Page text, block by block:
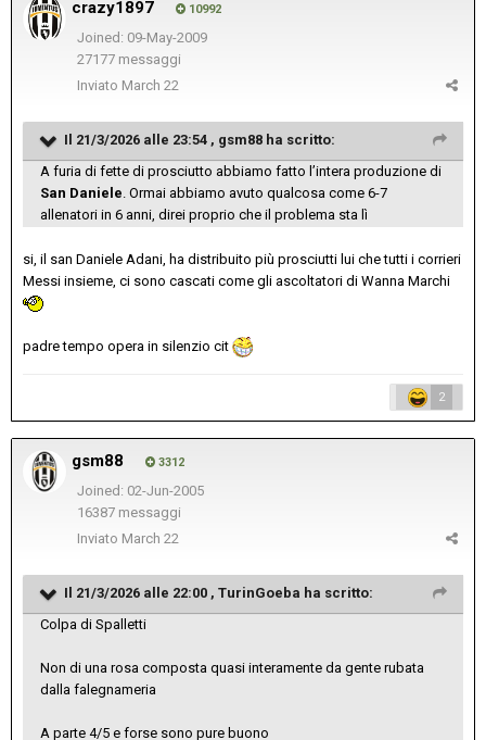
crazy1897 10992
Joined: 09-May-2009
27177 messaggi
Inviato March 22
Il 21/3/2026 alle 23:54 , gsm88 ha scritto:
A furia di fette di prosciutto abbiamo fatto l’intera produzione di
San Daniele . Ormai abbiamo avuto qualcosa come 6-7
allenatori in 6 anni, direi proprio che il problema sta lì
si, il san Daniele Adani, ha distribuito più prosciutti lui che tutti i corrieri
Messi insieme, ci sono cascati come gli ascoltatori di Wanna Marchi
padre tempo opera in silenzio cit
2
gsm88 3312
Joined: 02-Jun-2005
16387 messaggi
Inviato March 22
Il 21/3/2026 alle 22:00 , TurinGoeba ha scritto:
Colpa di Spalletti
Non di una rosa composta quasi interamente da gente rubata
dalla falegnameria
A parte 4/5 e forse sono pure buono